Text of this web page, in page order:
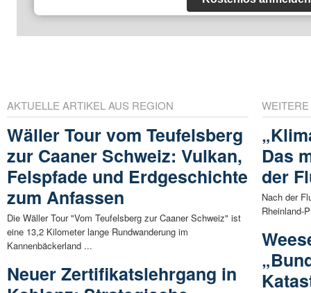
AKTUELLE ARTIKEL AUS REGION
Wäller Tour vom Teufelsberg
zur Caaner Schweiz: Vulkan,
Felspfade und Erdgeschichte
zum Anfassen
Die Wäller Tour "Vom Teufelsberg zur Caaner Schweiz" ist
eine 13,2 Kilometer lange Rundwanderung im
Kannenbäckerland ...
Neuer Zertifikatslehrgang in
Das
der
Nach der
Rheinland-